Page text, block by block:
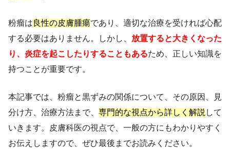
粉瘤は良性の皮膚腫瘍であり、適切な治療を受ければ心配
する必要はありません。しかし、 放置すると大きくなった
り、炎症を起こしたりすることもあるため、正しい知識を
持つことが重要です。
本記事では、粉瘤と黒ずみの関係について、その原因、見
分け方、治療方法まで、 専門的な視点から詳しく解説 して
いきます。皮膚科医の視点で、一般の方にもわかりやすく
お伝えしますので、ぜひ最後までお読みください。